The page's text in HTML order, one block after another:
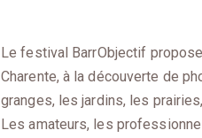
Le festival BarrObjectif
Charente, à la découverte de
granges, les jardins, les
Les amateurs, les